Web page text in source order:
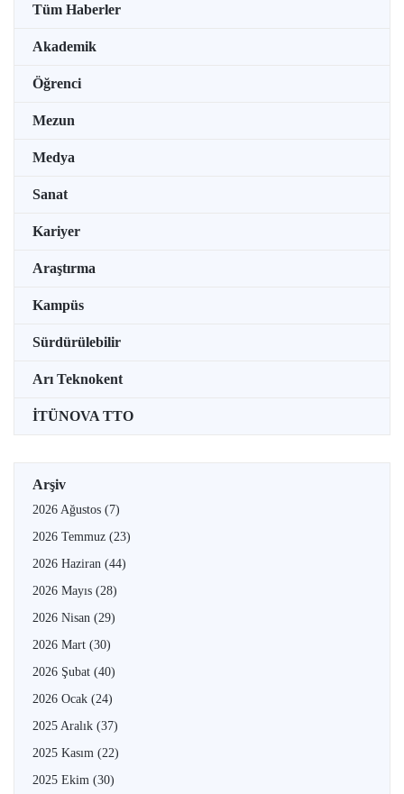
Tüm Haberler
Akademik
Öğrenci
Mezun
Medya
Sanat
Kariyer
Araştırma
Kampüs
Sürdürülebilir
Arı Teknokent
İTÜNOVA TTO
Arşiv
2026 Ağustos (7)
2026 Temmuz (23)
2026 Haziran (44)
2026 Mayıs (28)
2026 Nisan (29)
2026 Mart (30)
2026 Şubat (40)
2026 Ocak (24)
2025 Aralık (37)
2025 Kasım (22)
2025 Ekim (30)